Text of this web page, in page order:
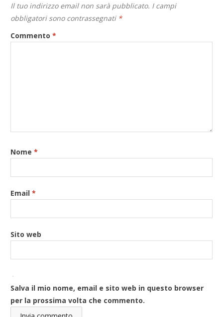
Il tuo indirizzo email non sarà pubblicato. I campi
obbligatori sono contrassegnati *
Commento*
Nome*
Email*
Sito web
Salva il mio nome, email e sito web in questo browser
per la prossima volta che commento.